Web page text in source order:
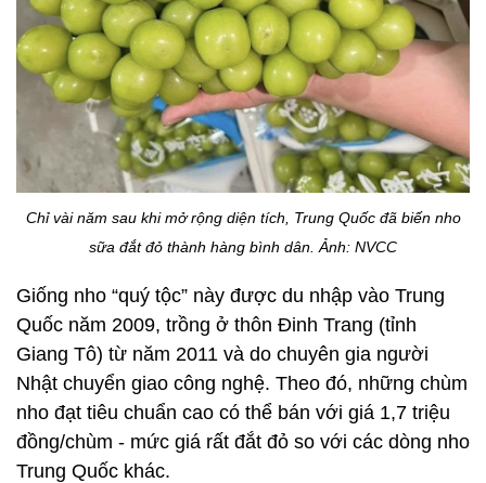
Chỉ vài năm sau khi mở rộng diện tích, Trung Quốc đã biến nho
sữa đắt đỏ thành hàng bình dân. Ảnh: NVCC
Giống nho “quý tộc” này được du nhập vào Trung
Quốc năm 2009, trồng ở thôn Đinh Trang (tỉnh
Giang Tô) từ năm 2011 và do chuyên gia người
Nhật chuyển giao công nghệ. Theo đó, những chùm
nho đạt tiêu chuẩn cao có thể bán với giá 1,7 triệu
đồng/chùm - mức giá rất đắt đỏ so với các dòng nho
Trung Quốc khác.